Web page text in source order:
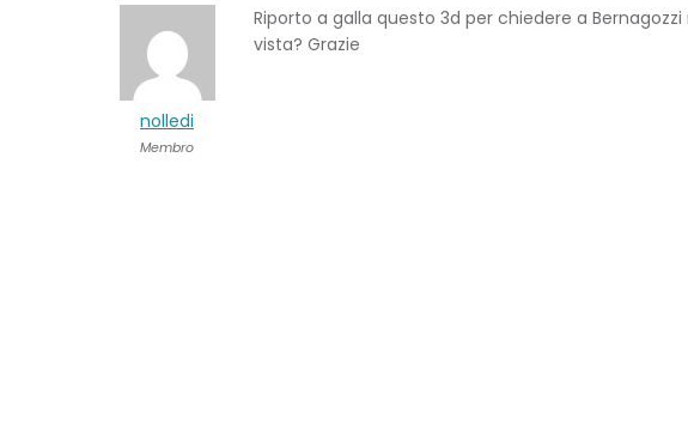
nolledi
Membro
Riporto a galla questo 3d per chiedere a
vista? Grazie